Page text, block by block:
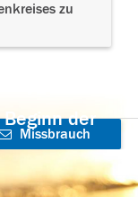
zu
der
Missbrauch